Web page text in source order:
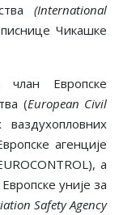
(International
Чикашке
Европске
(European Civil
ваздухопловних
агенције
а
уније за
Safety Agency